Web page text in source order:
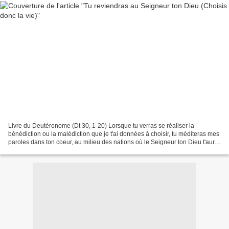
Livre du Deutéronome (Dt 30, 1-20) Lorsque tu verras se réaliser la
bénédiction ou la malédiction que je t'ai données à choisir, tu méditeras mes
paroles dans ton coeur, au milieu des nations où le Seigneur ton Dieu t'aura